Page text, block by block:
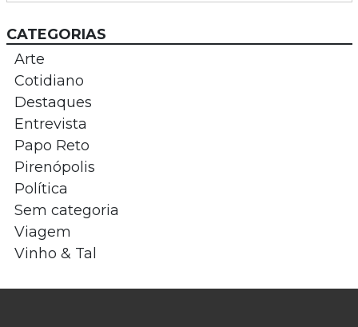
CATEGORIAS
Arte
Cotidiano
Destaques
Entrevista
Papo Reto
Pirenópolis
Política
Sem categoria
Viagem
Vinho & Tal